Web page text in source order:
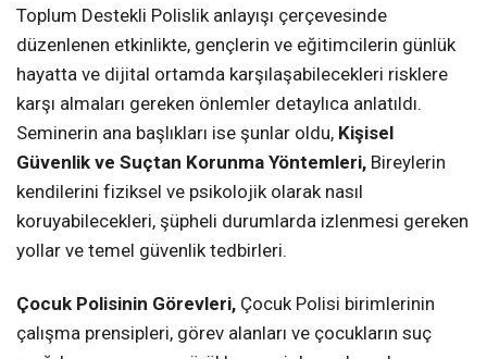
Toplum Destekli Polislik anlayışı çerçevesinde
düzenlenen etkinlikte, gençlerin ve eğitimcilerin günlük
hayatta ve dijital ortamda karşılaşabilecekleri risklere
karşı almaları gereken önlemler detaylıca anlatıldı.
Seminerin ana başlıkları ise şunlar oldu, Kişisel
Güvenlik ve Suçtan Korunma Yöntemleri, Bireylerin
kendilerini fiziksel ve psikolojik olarak nasıl
koruyabilecekleri, şüpheli durumlarda izlenmesi gereken
yollar ve temel güvenlik tedbirleri.
Çocuk Polisinin Görevleri, Çocuk Polisi birimlerinin
çalışma prensipleri, görev alanları ve çocukların suç